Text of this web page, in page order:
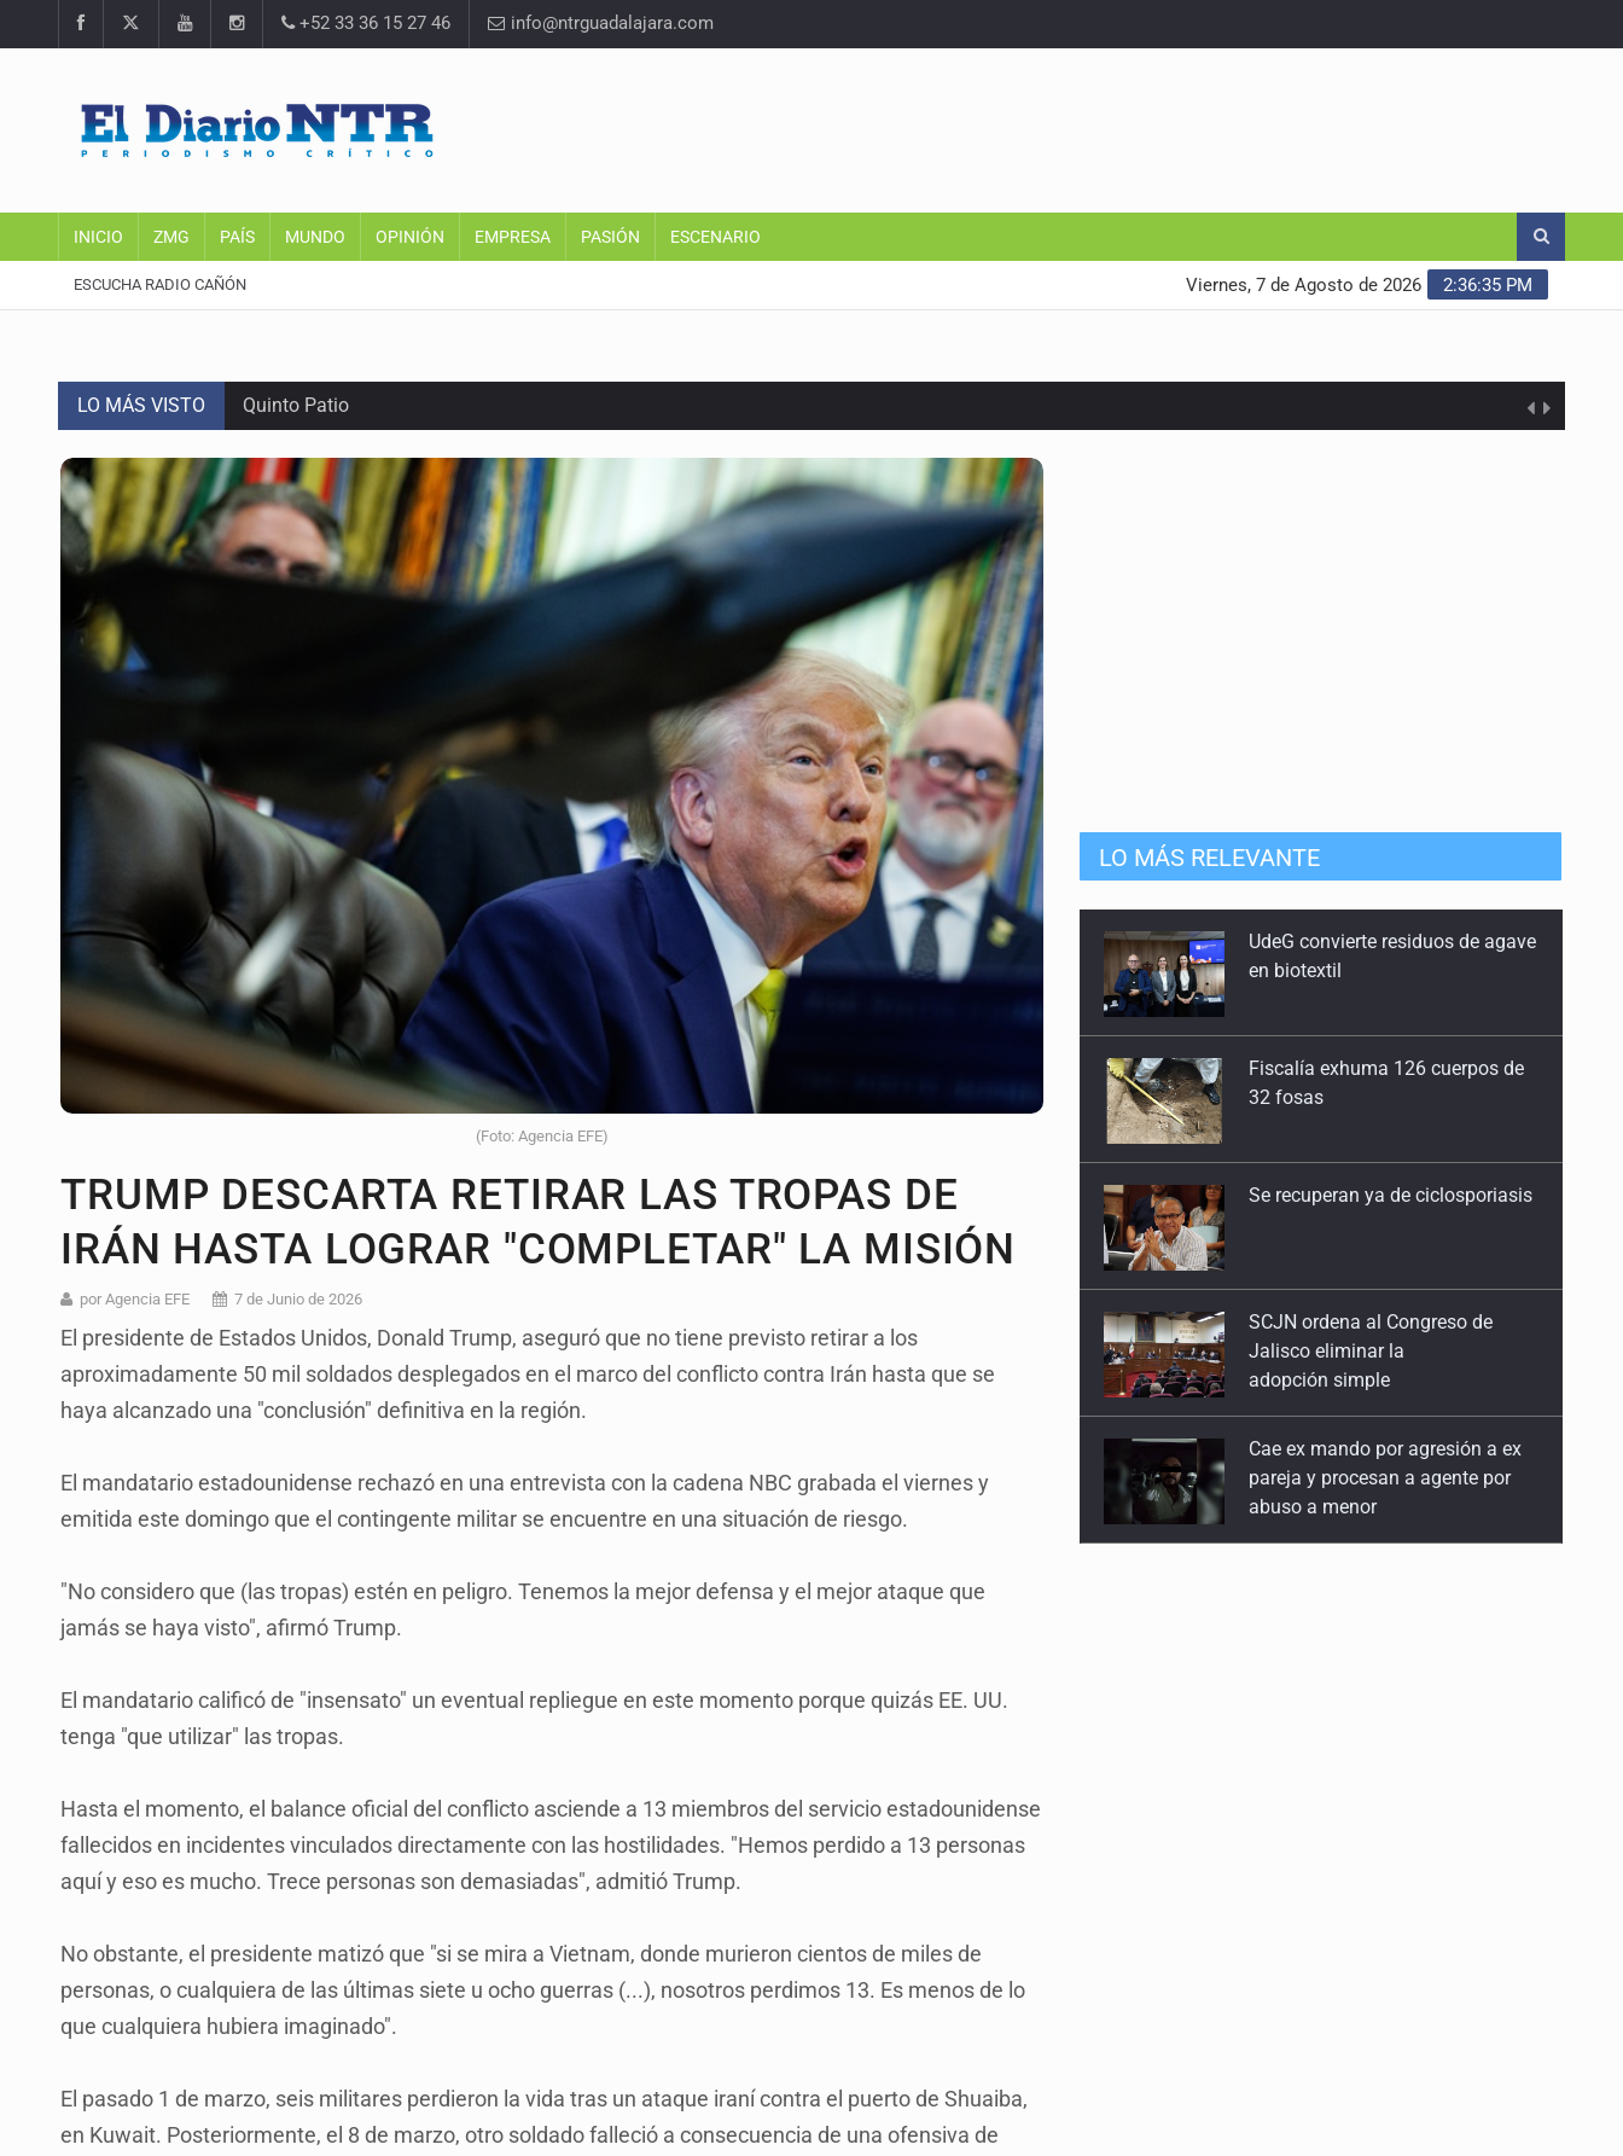
+52 33 36 15 27 46 info@ntrguadalajara.com
INICIO ZMG PAÍS MUNDO OPINIÓN EMPRESA PASIÓN ESCENARIO
ESCUCHA RADIO CAÑÓN 2:36:36 PM
Viernes, 7 de Agosto de 2026
LO MÁS VISTO Quinto Patio
Se recuperan ya de ciclosporiasis
SCJN ordena al Congreso de Jalisco eliminar la adopción simple
Fiscalía exhuma 126 cuerpos de 32 fosas
Al archivo la mitad de quejas contra el Siapa
Ya hay solicitud de audiencia de imputación en caso Eli Castro
Buscan mantener tradiciones con Feria Corazón de Artesano
Apoyarán a mujeres con cáncer con 40 mdp
UdeG convierte residuos de agave en biotextil
(Foto: Agencia EFE)
TRUMP DESCARTA RETIRAR LAS TROPAS DE
IRÁN HASTA LOGRAR "COMPLETAR" LA MISIÓN
por Agencia EFE 7 de Junio de 2026
El presidente de Estados Unidos, Donald Trump, aseguró que no tiene previsto retirar a los
aproximadamente 50 mil soldados desplegados en el marco del conflicto contra Irán hasta que se
haya alcanzado una "conclusión" definitiva en la región.
El mandatario estadounidense rechazó en una entrevista con la cadena NBC grabada el viernes y
emitida este domingo que el contingente militar se encuentre en una situación de riesgo.
"No considero que (las tropas) estén en peligro. Tenemos la mejor defensa y el mejor ataque que
jamás se haya visto", afirmó Trump.
El mandatario calificó de "insensato" un eventual repliegue en este momento porque quizás EE. UU.
tenga "que utilizar" las tropas.
Hasta el momento, el balance oficial del conflicto asciende a 13 miembros del servicio estadounidense
fallecidos en incidentes vinculados directamente con las hostilidades. "Hemos perdido a 13 personas
aquí y eso es mucho. Trece personas son demasiadas", admitió Trump.
No obstante, el presidente matizó que "si se mira a Vietnam, donde murieron cientos de miles de
personas, o cualquiera de las últimas siete u ocho guerras (...), nosotros perdimos 13. Es menos de lo
que cualquiera hubiera imaginado".
El pasado 1 de marzo, seis militares perdieron la vida tras un ataque iraní contra el puerto de Shuaiba,
en Kuwait. Posteriormente, el 8 de marzo, otro soldado falleció a consecuencia de una ofensiva de
LO MÁS RELEVANTE
Fiscalía exhuma 126 cuerpos de
32 fosas
Se recuperan ya de ciclosporiasis
SCJN ordena al Congreso de
Cae ex mando por agresión a ex
pareja y procesan a agente por
abuso a menor
Jalisco mantiene la búsqueda de
21 adolescentes desaparecidos
durante julio